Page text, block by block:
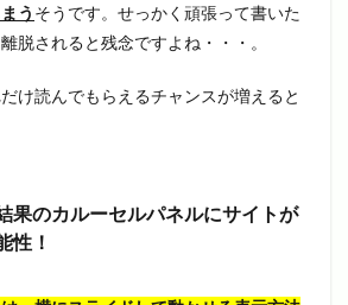
う そうです。せっかく頑張って書いた
脱されると残念ですよね・・・。
け読んでもらえるチャンスが増えると
果のカルーセルパネルにサイトが
性！